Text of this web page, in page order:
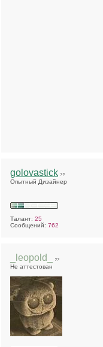
golovastick
Опытный Дизайнер
Талант: 25
Сообщений: 762
_leopold_
Не аттестован